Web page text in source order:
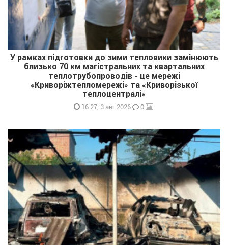
У рамках підготовки до зими тепловики замінюють
близько 70 км магістральних та квартальних
теплотрубопроводів - це мережі
«Криворіжтепломережі» та «Криворізької
теплоцентралі»
16:27, 3 авг 2026 0